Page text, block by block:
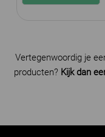
Vertegenwoordig je
producten? Kijk dan